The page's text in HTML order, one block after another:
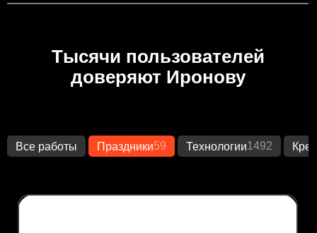
Тысячи пользователей
доверяют Иронову
Все работы Праздники59 Технологии1492